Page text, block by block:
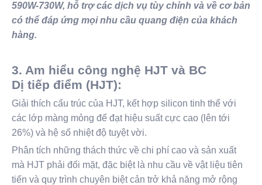
590W-730W, hỗ trợ các dịch vụ tùy chỉnh và về cơ bản
có thể đáp ứng mọi nhu cầu quang điện của khách
hàng.
3. Am hiểu công nghệ HJT và BC
Dị tiếp điểm (HJT):
Giải thích cấu trúc của HJT, kết hợp silicon tinh thể với
các lớp màng mỏng để đạt hiệu suất cực cao (lên tới
26%) và hệ số nhiệt độ tuyệt vời.
Phân tích những thách thức về chi phí cao và sản xuất
mà HJT phải đối mặt, đặc biệt là nhu cầu về vật liệu tiên
tiến và quy trình chuyên biệt cản trở khả năng mở rộng